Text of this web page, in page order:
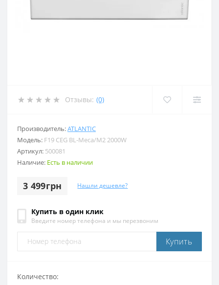
Отзывы: (0)
Производитель:ATLANTIC
Модель: F19 CEG BL-Meca/M2 2000W
Артикул: 500081
Наличие: Есть в наличии
3 499грн Нашли дешевле?
Купить в один клик
Введите номер телефона и мы перезвоним
Купить
Количество: